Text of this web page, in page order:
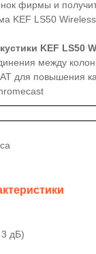
фирмы и
KEF LS50
KEF LS50
между
для повышения
дБ)